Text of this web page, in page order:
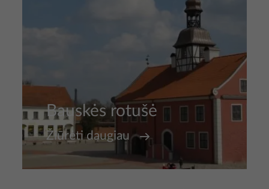
Bauskės rotušė
Žiūrėti daugiau